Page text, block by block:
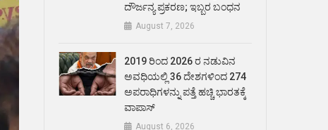
ದೌರ್ಜನ್ಯ ಪ್ರಕರಣ; ಇಬ್ಬರ ಬಂಧನ
August 7, 2026
2019 ರಿಂದ 2026 ರ ನಡುವಿನ
ಅವಧಿಯಲ್ಲಿ 36 ದೇಶಗಳಿಂದ 274
ಅಪರಾಧಿಗಳನ್ನು ಪತ್ತೆ ಹಚ್ಚಿ ಭಾರತಕ್ಕೆ
ವಾಪಾಸ್
August 6, 2026